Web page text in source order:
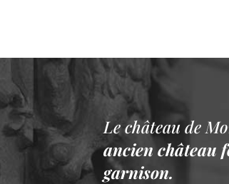
Le château de
ancien château
garnison.